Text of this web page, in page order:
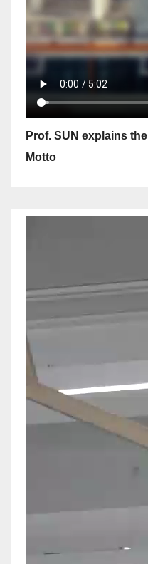
Prof. SUN explains
Motto